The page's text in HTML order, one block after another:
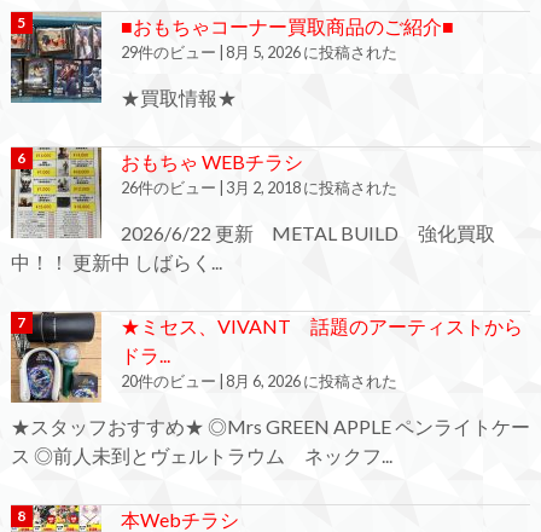
■おもちゃコーナー買取商品のご紹介■
29件のビュー | 8月 5, 2026 に投稿された
★買取情報★
おもちゃ WEBチラシ
26件のビュー | 3月 2, 2018 に投稿された
2026/6/22 更新 METAL BUILD 強化買取
中！！ 更新中 しばらく...
★ミセス、VIVANT 話題のアーティストから
ドラ...
20件のビュー |8月 6, 2026 に投稿された
★スタッフおすすめ★ ◎Mrs GREEN APPLE ペンライトケー
ス ◎前人未到とヴェルトラウム ネックフ...
本Webチラシ